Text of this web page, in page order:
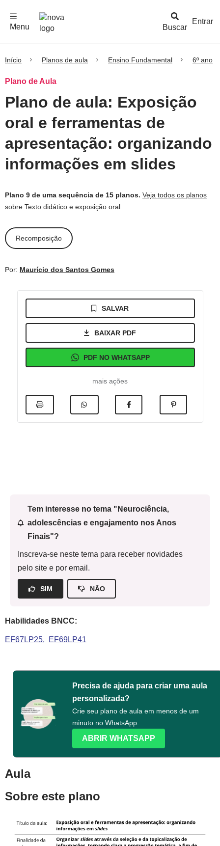
Buscar
Menu
Entrar
Início Planos de aula Ensino Fundamental 6º ano
Plano de Aula
Plano de aula: Exposição
oral e ferramentas de
apresentação: organizando
informações em slides
Plano 9 de uma sequência de 15 planos. Veja todos os planos
sobre Texto didático e exposição oral
Recomposição
Por: Maurício dos Santos Gomes
SALVAR
BAIXAR PDF
PDF NO WHATSAPP
mais ações
Tem interesse no tema "Neurociência,
adolescências e engajamento nos Anos
Finais"?
Inscreva-se neste tema para receber novidades
pelo site e por email.
SIM NÃO
Habilidades BNCC:
EF67LP25 EF69LP41
Precisa de ajuda para criar uma aula
personalizada?
Crie seu plano de aula em menos de um
minuto no WhatsApp.
ABRIR WHATSAPP
Aula
Sobre este plano